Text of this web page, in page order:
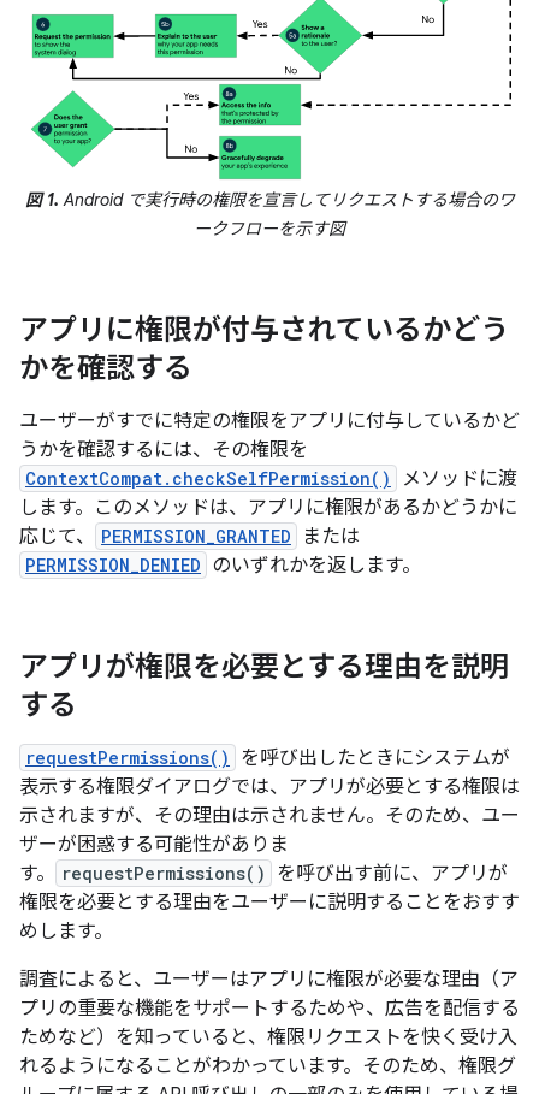
図 1. Android で実行時の権限を宣言してリクエストする場合のワ
ークフローを示す図
アプリに権限が付与されているかどう
かを確認する
ユーザーがすでに特定の権限をアプリに付与しているかど
うかを確認するには、その権限を
ContextCompat.checkSelfPermission()
メソッドに渡
します。このメソッドは、アプリに権限があるかどうかに
応じて、
PERMISSION_GRANTED または
PERMISSION_DENIED のいずれかを返します。
アプリが権限を必要とする理由を説明
する
requestPermissions()
を呼び出したときにシステムが
表示する権限ダイアログでは、アプリが必要とする権限は
示されますが、その理由は示されません。そのため、ユー
ザーが困惑する可能性がありま
す。
requestPermissions()
を呼び出す前に、アプリが
権限を必要とする理由をユーザーに説明することをおすす
めします。
調査によると、ユーザーはアプリに権限が必要な理由（ア
プリの重要な機能をサポートするためや、広告を配信する
ためなど）を知っていると、権限リクエストを快く受け入
れるようになることがわかっています。そのため、権限グ